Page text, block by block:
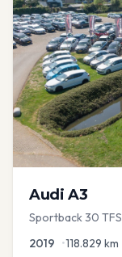
Audi A3
Sportback 30
2019 •118.829 km